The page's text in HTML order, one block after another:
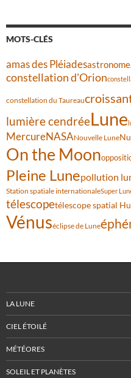
MOTS-CLÉS
amas des Pléiadesastronome
constellation d'Orion
constellation du Taureau
lumière cendréeLune
MercureNASANouvelle Lune
On the Moon
Pleine Lunepollution
Station spatiale internationaleSuper
télescopetélescope spatial
Vénuséclipse de Lune
LA LUNE
CIEL ÉTOILÉ
MÉTÉORES
SOLEIL ET PLANÈTES